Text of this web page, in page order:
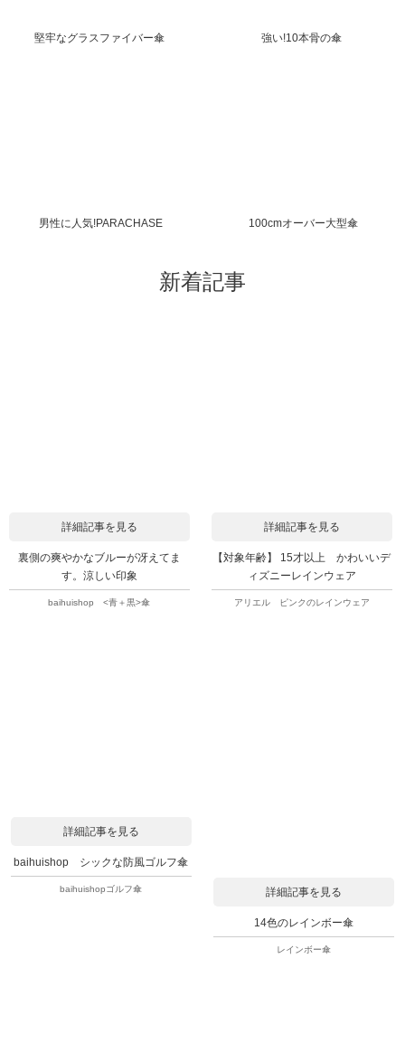
堅牢なグラスファイバー傘 強い!10本骨の傘
男性に人気!PARACHASE 100cmオーバー大型傘
新着記事
詳細記事を見る
裏側の爽やかなブルーが冴えてま
す。涼しい印象
baihuishop <青＋黒>傘
詳細記事を見る
【対象年齢】 15才以上 かわいいデ
ィズニーレインウェア
アリエル ピンクのレインウェア
詳細記事を見る
baihuishop シックな防風ゴルフ傘
baihuishopゴルフ傘 詳細記事を見る
14色のレインボー傘
レインボー傘